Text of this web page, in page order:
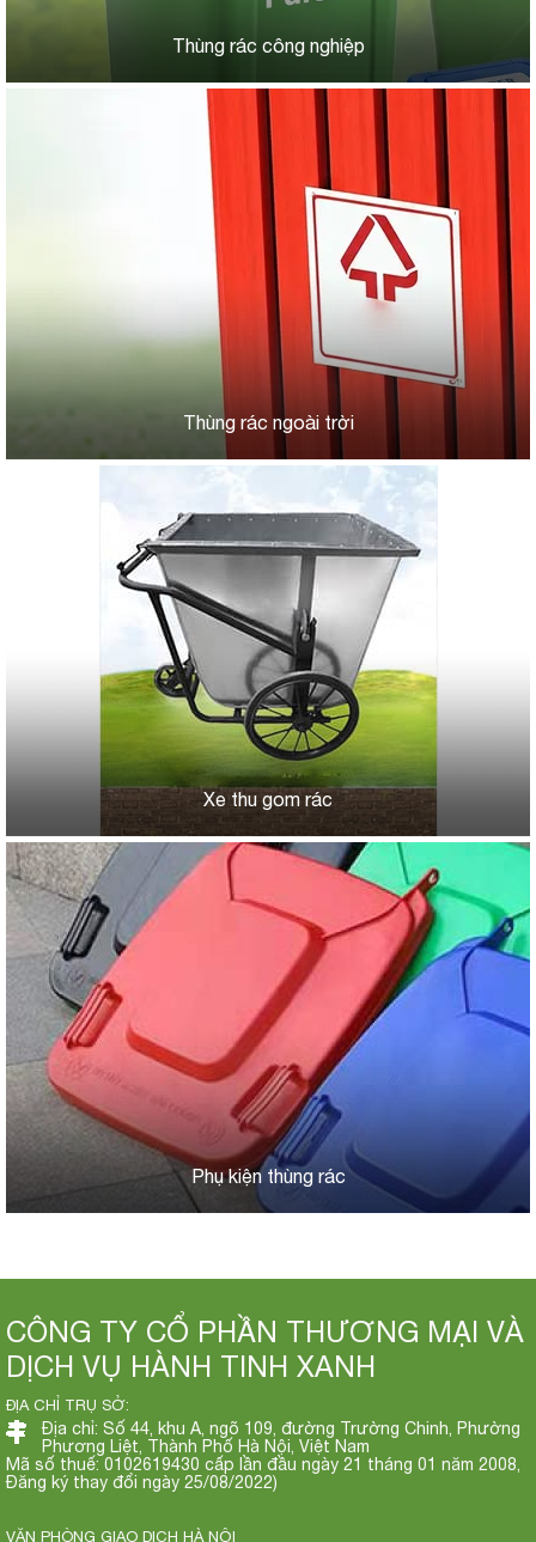
Thùng rác công nghiệp
Thùng rác ngoài trời
Xe thu gom rác
Phụ kiện thùng rác
CÔNG TY CỔ PHẦN THƯƠNG MẠI VÀ
DỊCH VỤ HÀNH TINH XANH
ĐỊA CHỈ TRỤ SỞ:
Địa chỉ: Số 44, khu A, ngõ 109, đường Trường Chinh, Phường
Phương Liệt, Thành Phố Hà Nội, Việt Nam
Mã số thuế: 0102619430 cấp lần đầu ngày 21 tháng 01 năm 2008,
Đăng ký thay đổi ngày 25/08/2022)
VĂN PHÒNG GIAO DỊCH HÀ NỘI